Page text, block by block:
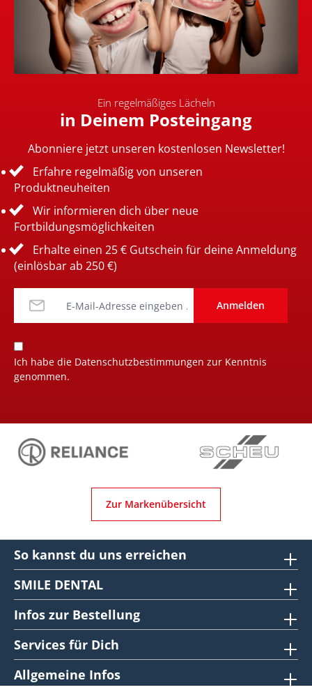
Ein regelmäßiges Lächeln
in Deinem Posteingang
Abonniere jetzt unseren kostenlosen Newsletter!
Erfahre regelmäßig von unseren
Produktneuheiten
Wir informieren dich über neue
Fortbildungsmöglichkeiten
Erhalte einen 25 € Gutschein für deine Anmeldung
(einlösbar ab 250 €)
Anmelden
Ich habe die Datenschutzbestimmungen zur Kenntnis
genommen.
Zur Markenübersicht
So kannst du uns erreichen
SMILE DENTAL
Infos zur Bestellung
Services für Dich
Allgemeine Infos